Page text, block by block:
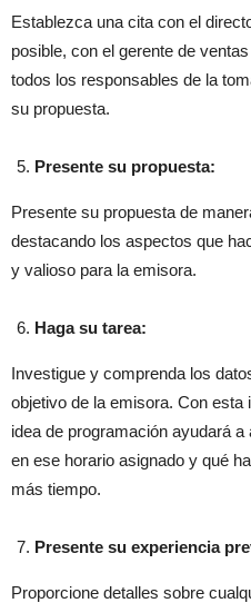
Establezca una cita con el
posible, con el gerente de
todos los responsables de la
su propuesta.
Presente su propuesta:
Presente su propuesta de
destacando los aspectos que
y valioso para la emisora.
Haga su tarea:
Investigue y comprenda los
objetivo de la emisora. Con
idea de programación ayudará
en ese horario asignado y qué
más tiempo.
Presente su experiencia
Proporcione detalles sobre